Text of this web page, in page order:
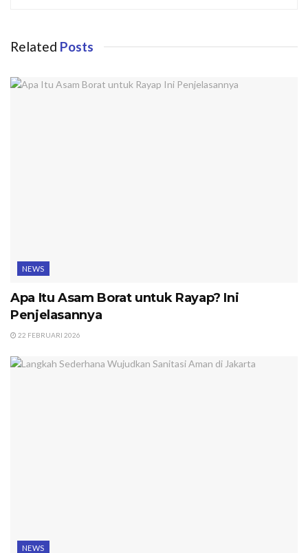
Related Posts
NEWS
Apa Itu Asam Borat untuk Rayap? Ini
Penjelasannya
22 FEBRUARI 2026
NEWS